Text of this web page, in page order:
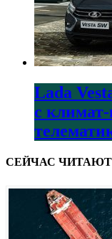
Lada
с
СЕЙЧАС ЧИТАЮТ